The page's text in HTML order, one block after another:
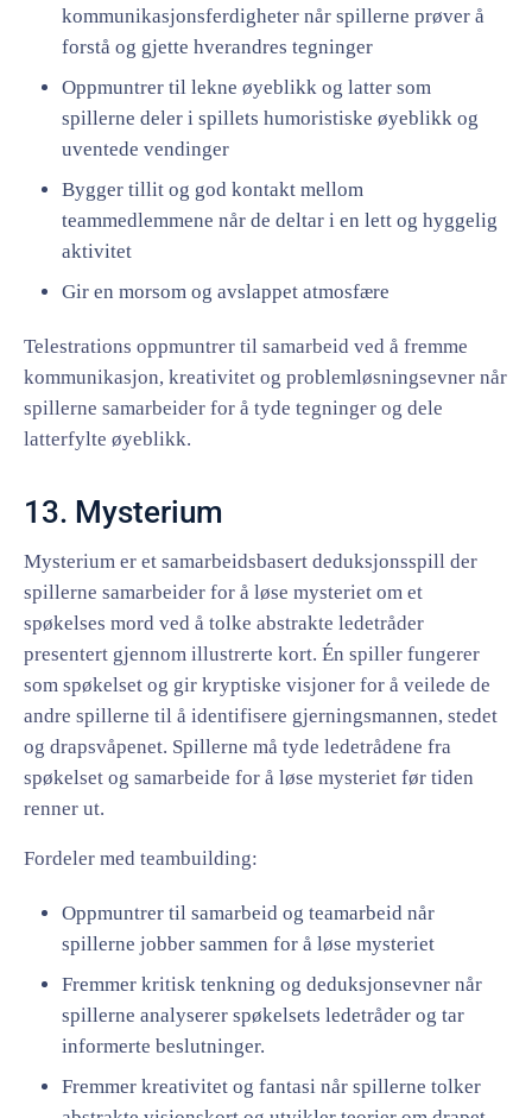
kommunikasjonsferdigheter når spillerne prøver å
forstå og gjette hverandres tegninger
Oppmuntrer til lekne øyeblikk og latter som
spillerne deler i spillets humoristiske øyeblikk og
uventede vendinger
Bygger tillit og god kontakt mellom
teammedlemmene når de deltar i en lett og hyggelig
aktivitet
Gir en morsom og avslappet atmosfære
Telestrations oppmuntrer til samarbeid ved å fremme
kommunikasjon, kreativitet og problemløsningsevner når
spillerne samarbeider for å tyde tegninger og dele
latterfylte øyeblikk.
13. Mysterium
Mysterium er et samarbeidsbasert deduksjonsspill der
spillerne samarbeider for å løse mysteriet om et
spøkelses mord ved å tolke abstrakte ledetråder
presentert gjennom illustrerte kort. Én spiller fungerer
som spøkelset og gir kryptiske visjoner for å veilede de
andre spillerne til å identifisere gjerningsmannen, stedet
og drapsvåpenet. Spillerne må tyde ledetrådene fra
spøkelset og samarbeide for å løse mysteriet før tiden
renner ut.
Fordeler med teambuilding:
Oppmuntrer til samarbeid og teamarbeid når
spillerne jobber sammen for å løse mysteriet
Fremmer kritisk tenkning og deduksjonsevner når
spillerne analyserer spøkelsets ledetråder og tar
informerte beslutninger.
Fremmer kreativitet og fantasi når spillerne tolker